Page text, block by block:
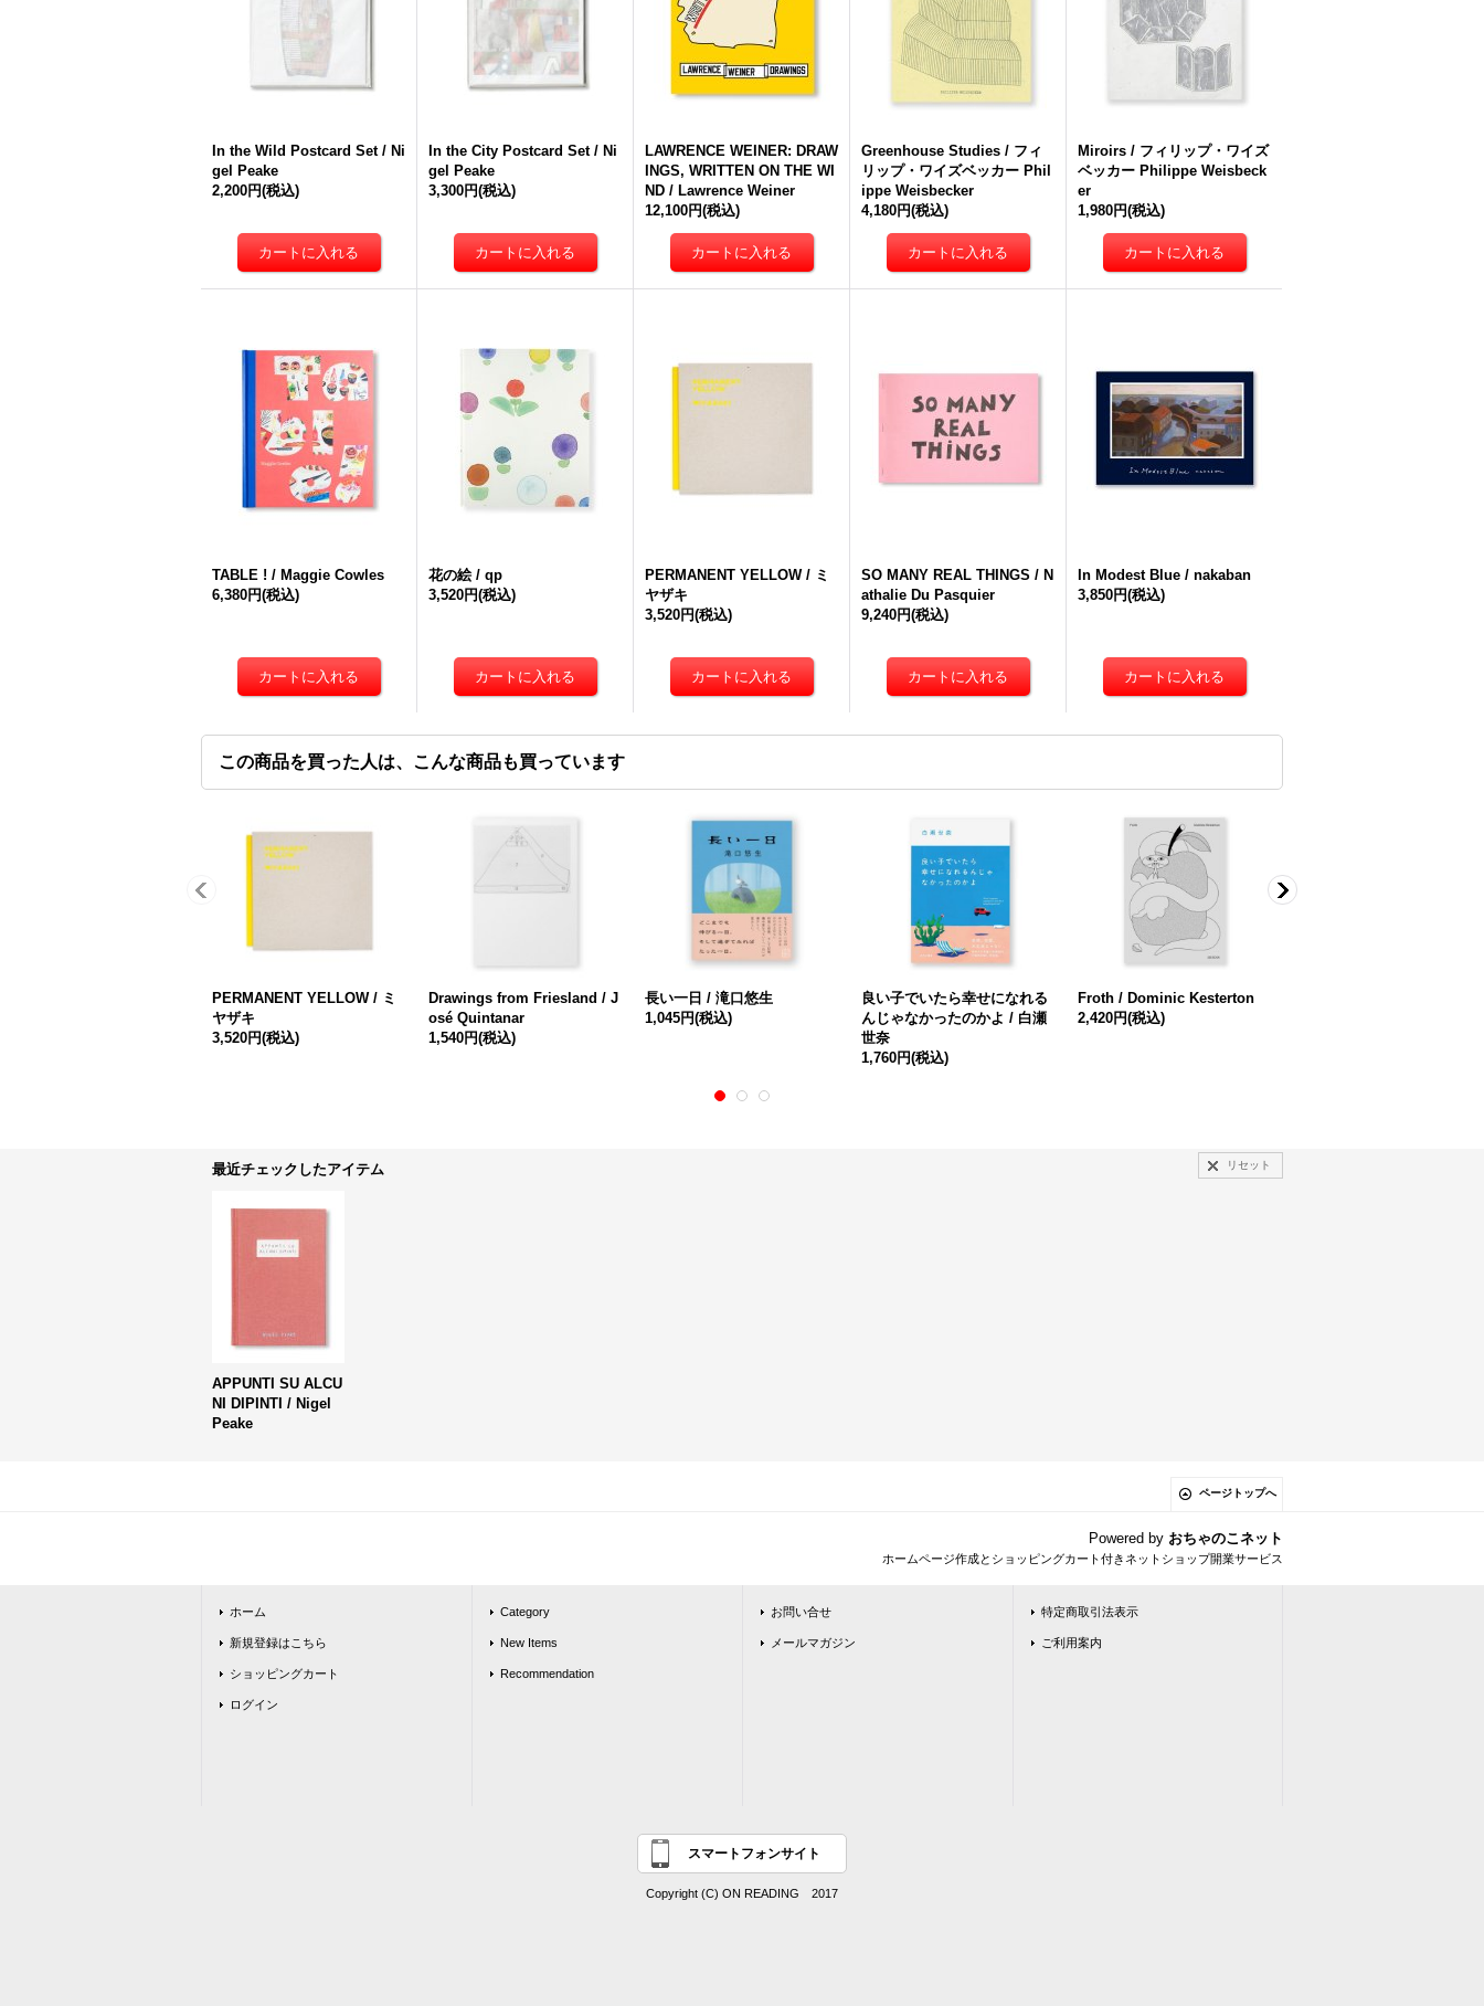
In the Wild Postcard Set / Ni
gel Peake
2,200円(税込)
In the City Postcard Set / Ni
gel Peake
3,300円(税込)
LAWRENCE WEINER: DRAW
INGS, WRITTEN ON THE WI
ND / Lawrence Weiner
12,100円(税込)
Greenhouse Studies / フィ
リップ・ワイズベッカー Phil
ippe Weisbecker
4,180円(税込)
Miroirs / フィリップ・ワイズ
ベッカー Philippe Weisbeck
er
1,980円(税込)
TABLE ! / Maggie Cowles
6,380円(税込)
花の絵 / qp
3,520円(税込)
PERMANENT YELLOW / ミ
ヤザキ
3,520円(税込)
SO MANY REAL THINGS / N
athalie Du Pasquier
9,240円(税込)
In Modest Blue / nakaban
3,850円(税込)
この商品を買った人は、こんな商品も買っています
PERMANENT YELLOW / ミ
ヤザキ
3,520円(税込)
Drawings from Friesland / J
osé Quintanar
1,540円(税込)
長い一日 / 滝口悠生
1,045円(税込)
良い子でいたら幸せになれる
んじゃなかったのかよ / 白瀬
世奈
1,760円(税込)
Froth / Dominic Kesterton
2,420円(税込)
最近チェックしたアイテム リセット
APPUNTI SU ALCU
NI DIPINTI / Nigel
Peake
ページトップへ
Powered by おちゃのこネット
ホームページ作成とショッピングカート付きネットショップ開業サービス
ホーム
新規登録はこちら
ショッピングカート
ログイン
Category
New Items
Recommendation
お問い合せ
メールマガジン
特定商取引法表示
ご利用案内
スマートフォンサイト
Copyright (C) ON READING 2017